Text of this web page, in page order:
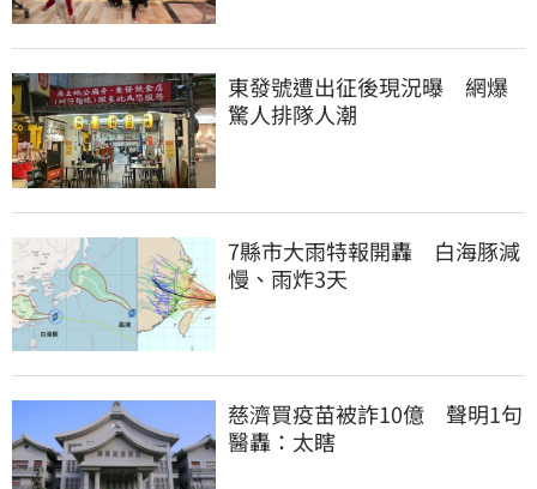
東發號遭出征後現況曝　網爆
驚人排隊人潮
7縣市大雨特報開轟　白海豚減
慢、雨炸3天
慈濟買疫苗被詐10億　聲明1句
醫轟：太瞎